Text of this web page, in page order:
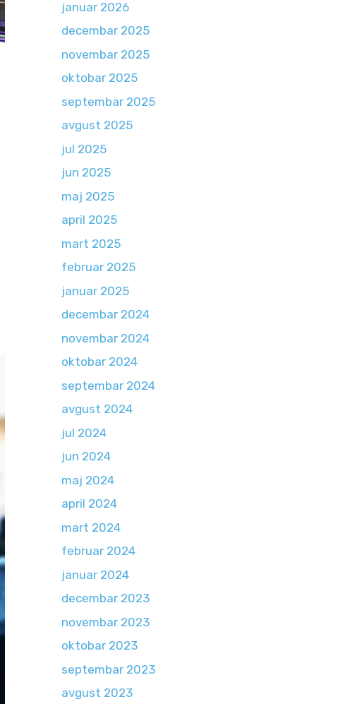
januar 2026
decembar 2025
novembar 2025
oktobar 2025
septembar 2025
avgust 2025
jul 2025
jun 2025
maj 2025
april 2025
mart 2025
februar 2025
januar 2025
decembar 2024
novembar 2024
oktobar 2024
septembar 2024
avgust 2024
jul 2024
jun 2024
maj 2024
april 2024
mart 2024
februar 2024
januar 2024
decembar 2023
novembar 2023
oktobar 2023
septembar 2023
avgust 2023